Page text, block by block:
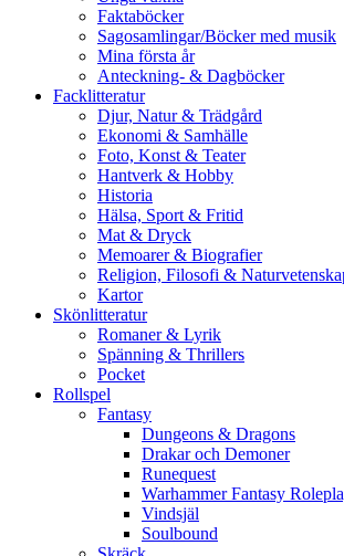
Faktaböcker
Sagosamlingar/Böcker med musik
Mina första år
Anteckning- & Dagböcker
Facklitteratur
Djur, Natur & Trädgård
Ekonomi & Samhälle
Foto, Konst & Teater
Hantverk & Hobby
Historia
Hälsa, Sport & Fritid
Mat & Dryck
Memoarer & Biografier
Religion, Filosofi &
Kartor
Skönlitteratur
Romaner & Lyrik
Spänning & Thrillers
Pocket
Rollspel
Fantasy
Dungeons & Dragons
Drakar och Demoner
Runequest
Warhammer Fantasy
Vindsjäl
Soulbound